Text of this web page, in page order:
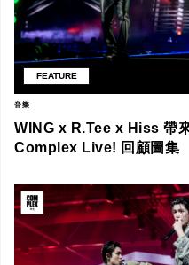
FEATURE
音樂
WING x R.Tee x Hiss 帶
Complex Live! 回顧圖集